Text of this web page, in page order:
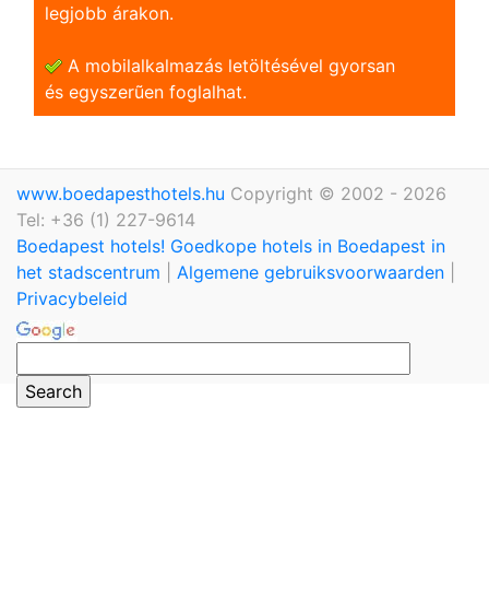
legjobb árakon.
A mobilalkalmazás letöltésével gyorsan
és egyszerũen foglalhat.
www.boedapesthotels.hu Copyright © 2002 - 2026
Tel: +36 (1) 227-9614
Boedapest hotels! Goedkope hotels in Boedapest in
het stadscentrum
Algemene gebruiksvoorwaarden
Privacybeleid